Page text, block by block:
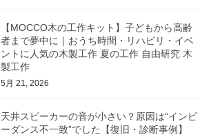
【MOCCO木の工作キット】子どもから高齢
者まで夢中に｜おうち時間・リハビリ・イベ
ントに人気の木製工作 夏の工作 自由研究 木
製工作
5月 21, 2026
天井スピーカーの音が小さい？原因は“インピ
ーダンス不一致”でした【復旧・診断事例】